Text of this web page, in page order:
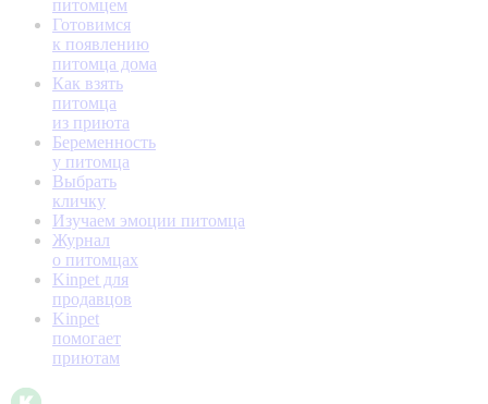
питомцем
Готовимся
к появлению
питомца дома
Как взять
питомца
из приюта
Беременность
у питомца
Выбрать
кличку
Изучаем эмоции питомца
Журнал
о питомцах
Kinpet для
продавцов
Kinpet
помогает
приютам